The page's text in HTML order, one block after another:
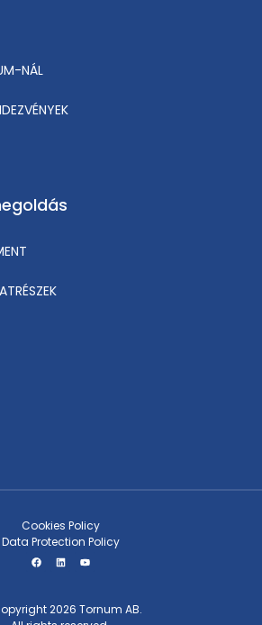
NÁL
2026 Tornum AB.
Cookies Policy
Data Protection Policy